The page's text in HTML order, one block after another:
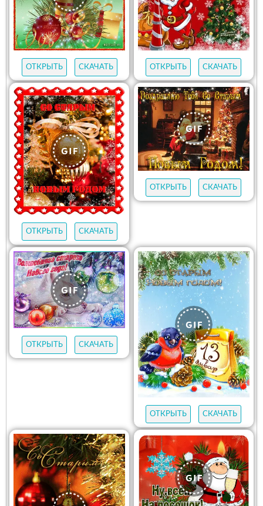
ОТКРЫТЬ СКАЧАТЬ ОТКРЫТЬ СКАЧАТЬ
ОТКРЫТЬ СКАЧАТЬ
ОТКРЫТЬ СКАЧАТЬ
ОТКРЫТЬ СКАЧАТЬ
ОТКРЫТЬ СКАЧАТЬ